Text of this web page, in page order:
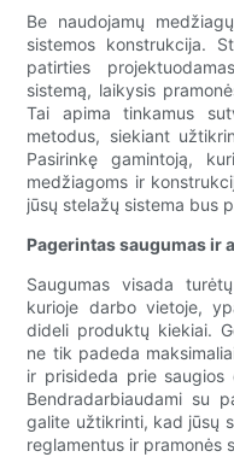
Be naudojamų
sistemos konstrukcija.
patirties
sistemą, laikysis
Tai apima tinkamus
metodus, siekiant
Pasirinkę gamintoją,
medžiagoms ir
jūsų stelažų sistema bus
Pagerintas saugumas ir
Saugumas visada
kurioje darbo vietoje,
dideli produktų kiekiai.
ne tik padeda
ir prisideda prie saugios
Bendradarbiaudami su
galite užtikrinti, kad jūsų
reglamentus ir pramonės